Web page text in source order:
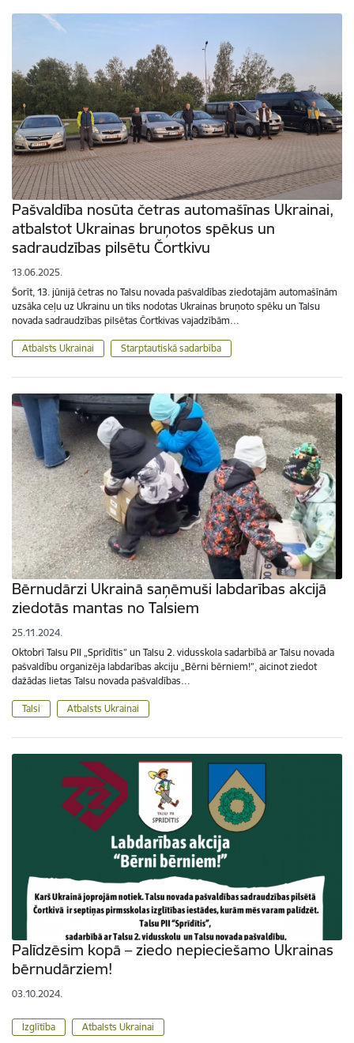
Pašvaldība nosūta četras automašīnas Ukrainai,
atbalstot Ukrainas bruņotos spēkus un
sadraudzības pilsētu Čortkivu
13.06.2025.
Šorīt, 13. jūnijā četras no Talsu novada pašvaldības ziedotajām automašīnām
uzsāka ceļu uz Ukrainu un tiks nodotas Ukrainas bruņoto spēku un Talsu
novada sadraudzības pilsētas Čortkivas vajadzībām…
Atbalsts Ukrainai Starptautiskā sadarbība
Bērnudārzi Ukrainā saņēmuši labdarības akcijā
ziedotās mantas no Talsiem
25.11.2024.
Oktobrī Talsu PII „Sprīdītis” un Talsu 2. vidusskola sadarbībā ar Talsu novada
pašvaldību organizēja labdarības akciju „Bērni bērniem!”, aicinot ziedot
dažādas lietas Talsu novada pašvaldības…
Talsi Atbalsts Ukrainai
Palīdzēsim kopā – ziedo nepieciešamo Ukrainas
bērnudārziem!
03.10.2024.
Izglītība Atbalsts Ukrainai